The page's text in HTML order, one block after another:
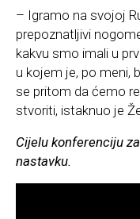
– Igramo na svojoj
prepoznatljivi
kakvu smo imali u
u kojem je, po meni,
se pritom da ćemo
stvoriti, istaknuo je
Cijelu konferenciju
nastavku.